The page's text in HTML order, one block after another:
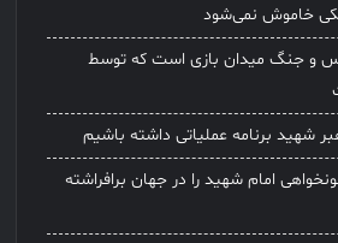
خاموش نمی‌شود
جنگ میدان بازی است که توسط
شهید برنامه عملیاتی داشته باشیم
امام شهید را در جهان برافراشته